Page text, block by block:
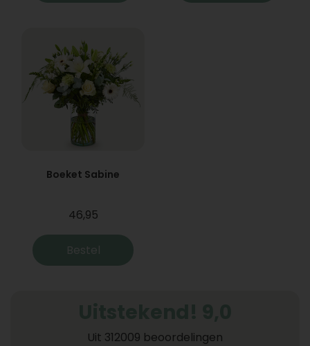
Boeket Sabine
46,95
Bestel
Uit 312009 beoordelingen